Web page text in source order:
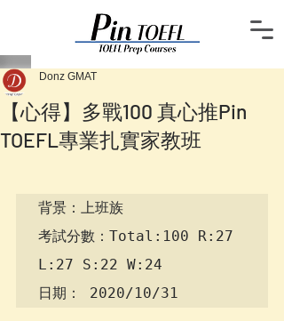
【心得】多戰100 真心推Pin
TOEFL專業扎實家教班
Donz GMAT
背景：上班族
考試分數：Total:100 R:27
L:27 S:22 W:24
日期： 2020/10/31